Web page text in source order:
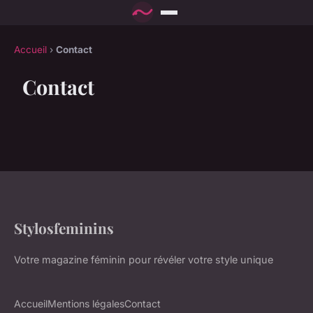
Accueil › Contact
Contact
Stylosfeminins
Votre magazine féminin pour révéler votre style unique
AccueilMentions légalesContact